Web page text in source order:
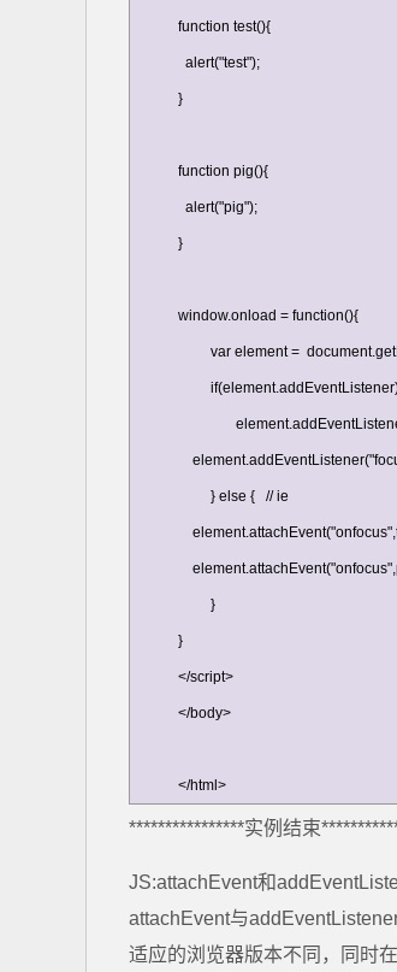
function test(){
  alert("test");
}
function pig(){
  alert("pig");
}
window.onload = function(){
var element =
         } else {   // ie
         }
}
</script>
</body>
</html>
****************实例结束
JS:attachEvent和
attachEvent与
适应的浏览器版本不同，同时